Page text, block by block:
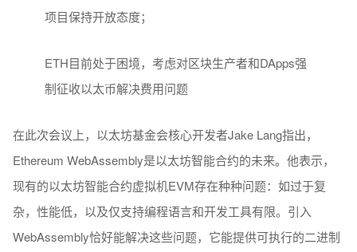
项目保持开放态度；
ETH目前处于困境，考虑对区块生产者和DApps强
制征收以太币解决费用问题
在此次会议上，以太坊基金会核心开发者Jake Lang指出，
Ethereum WebAssembly是以太坊智能合约的未来。他表示，
现有的以太坊智能合约虚拟机EVM存在种种问题：如过于复
杂，性能低，以及仅支持编程语言和开发工具有限。引入
WebAssembly恰好能解决这些问题，它能提供可执行的二进制